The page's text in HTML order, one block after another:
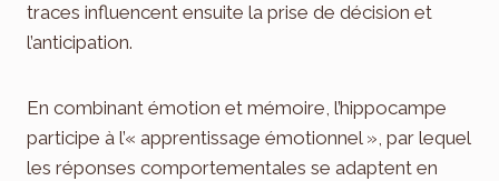
traces influencent ensuite la prise de décision et
l’anticipation.
En combinant émotion et mémoire, l’hippocampe
participe à l’« apprentissage émotionnel », par lequel
les réponses comportementales se adaptent en